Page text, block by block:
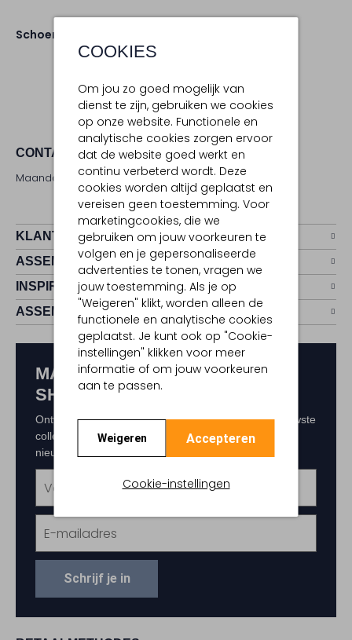
COOKIES
Om jou zo goed mogelijk van
dienst te zijn, gebruiken we cookies
op onze website. Functionele en
analytische cookies zorgen ervoor
dat de website goed werkt en
continu verbeterd wordt. Deze
cookies worden altijd geplaatst en
vereisen geen toestemming. Voor
marketingcookies, die we
gebruiken om jouw voorkeuren te
volgen en je gepersonaliseerde
advertenties te tonen, vragen we
jouw toestemming. Als je op
"Weigeren" klikt, worden alleen de
functionele en analytische cookies
geplaatst. Je kunt ook op "Cookie-
instellingen" klikken voor meer
informatie of om jouw voorkeuren
aan te passen.
Weigeren Accepteren
Cookie-instellingen
Schoenen
CONTACT
Maandag - zaterdag 09:00 - 17:00 uur
KLANTENSERVICE
ASSEMVIP
INSPIRATIE
ASSEM
MAAK KANS OP € 150,-
SHOPTEGOED
Ontvang als eerste exclusieve updates over de nieuwste
collecties, acties en events. Schrijf je in voor de
nieuwsbrief en maak kans op € 150,- shoptegoed.
Schrijf je in